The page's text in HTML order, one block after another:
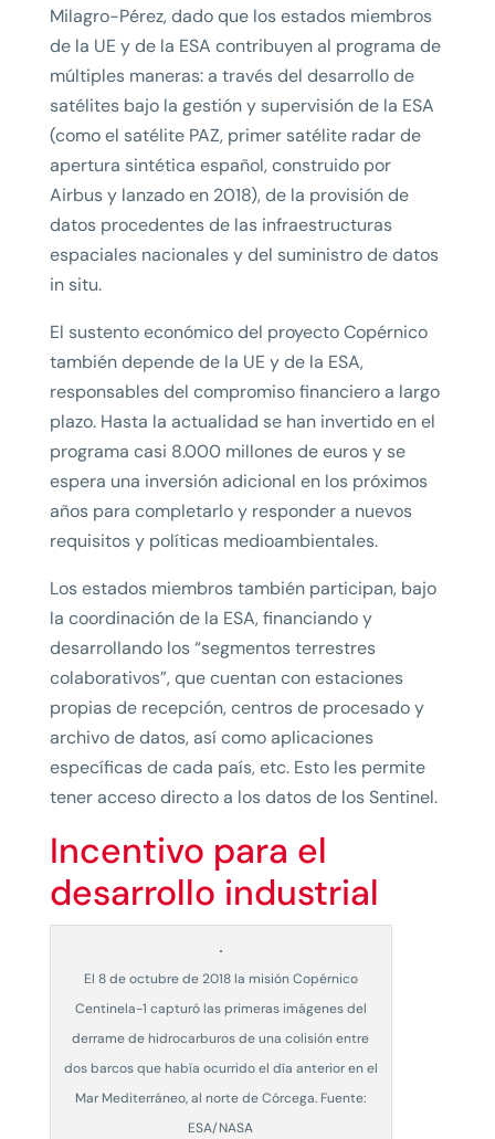
Milagro-Pérez, dado que los estados miembros
de la UE y de la ESA contribuyen al programa de
múltiples maneras: a través del desarrollo de
satélites bajo la gestión y supervisión de la ESA
(como el satélite PAZ, primer satélite radar de
apertura sintética español, construido por
Airbus y lanzado en 2018), de la provisión de
datos procedentes de las infraestructuras
espaciales nacionales y del suministro de datos
in situ.
El sustento económico del proyecto Copérnico
también depende de la UE y de la ESA,
responsables del compromiso financiero a largo
plazo. Hasta la actualidad se han invertido en el
programa casi 8.000 millones de euros y se
espera una inversión adicional en los próximos
años para completarlo y responder a nuevos
requisitos y políticas medioambientales.
Los estados miembros también participan, bajo
la coordinación de la ESA, financiando y
desarrollando los “segmentos terrestres
colaborativos”, que cuentan con estaciones
propias de recepción, centros de procesado y
archivo de datos, así como aplicaciones
específicas de cada país, etc. Esto les permite
tener acceso directo a los datos de los Sentinel.
Incentivo para el
desarrollo industrial
El 8 de octubre de 2018 la misión Copérnico
Centinela-1 capturó las primeras imágenes del
derrame de hidrocarburos de una colisión entre
dos barcos que había ocurrido el día anterior en el
Mar Mediterráneo, al norte de Córcega. Fuente:
ESA/NASA